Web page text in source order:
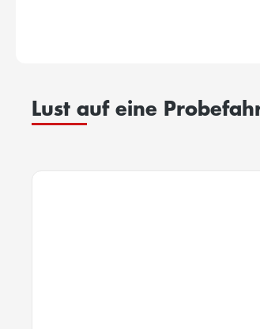
Lust auf eine